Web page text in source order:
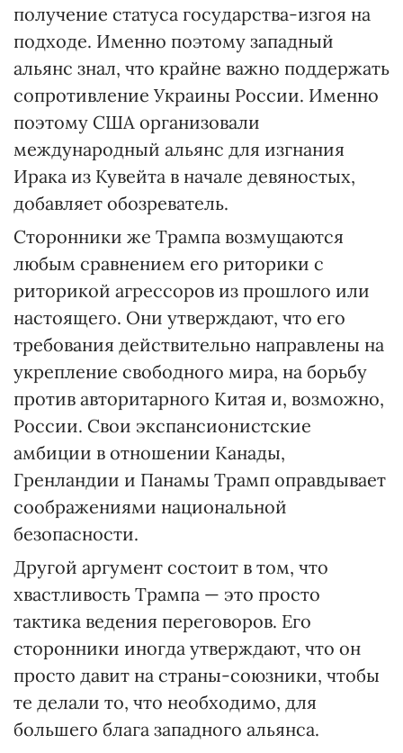
получение статуса государства-изгоя на
подходе. Именно поэтому западный
альянс знал, что крайне важно поддержать
сопротивление Украины России. Именно
поэтому США организовали
международный альянс для изгнания
Ирака из Кувейта в начале девяностых,
добавляет обозреватель.
Сторонники же Трампа возмущаются
любым сравнением его риторики с
риторикой агрессоров из прошлого или
настоящего. Они утверждают, что его
требования действительно направлены на
укрепление свободного мира, на борьбу
против авторитарного Китая и, возможно,
России. Свои экспансионистские
амбиции в отношении Канады,
Гренландии и Панамы Трамп оправдывает
соображениями национальной
безопасности.
Другой аргумент состоит в том, что
хвастливость Трампа — это просто
тактика ведения переговоров. Его
сторонники иногда утверждают, что он
просто давит на страны-союзники, чтобы
те делали то, что необходимо, для
большего блага западного альянса.